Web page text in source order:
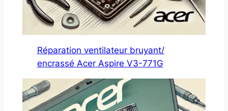
Réparation ventilateur bruyant/
encrassé Acer Aspire V3-771G